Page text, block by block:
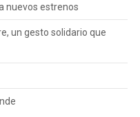
nuevos estrenos
un gesto solidario que